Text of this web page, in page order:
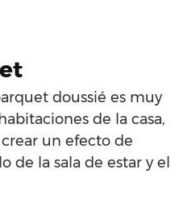
doussié es muy
de la casa,
un efecto de
de la sala de estar y el